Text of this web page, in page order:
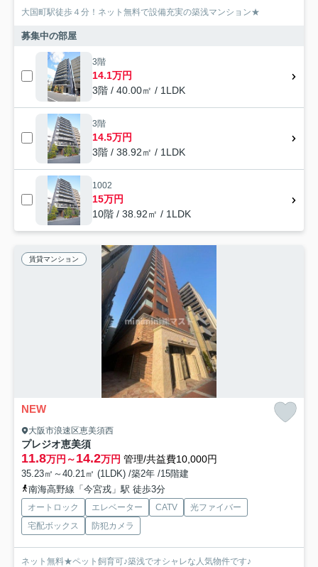
大国町駅徒歩４分！ネット無料で設備充実の築浅マンション★
募集中の部屋
3階
14.1万円
3階 / 40.00㎡ / 1LDK
3階
14.5万円
3階 / 38.92㎡ / 1LDK
1002
15万円
10階 / 38.92㎡ / 1LDK
賃貸マンション
NEW
大阪市浪速区恵美須西
プレジオ恵美須
11.8万円～14.2万円 管理/共益費10,000円
35.23㎡～40.21㎡ (1LDK) /築2年 /15階建
南海高野線「今宮戎」駅 徒歩3分
オートロック エレベーター CATV
光ファイバー
宅配ボックス
防犯カメラ
ネット無料★ペット飼育可♪築浅でオシャレな人気物件です♪